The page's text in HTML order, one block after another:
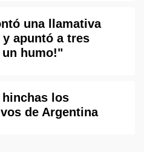
una llamativa
apuntó a tres
un humo!"
hinchas los
de Argentina